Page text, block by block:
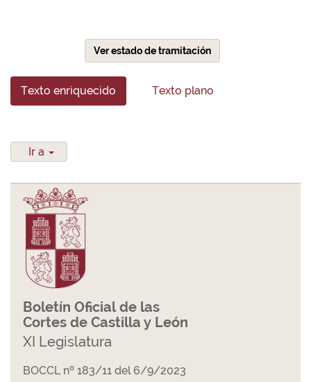
Ver estado de tramitación
Texto enriquecido Texto plano
Ir a
Boletín Oficial de las
Cortes de Castilla y León
XI Legislatura
BOCCL nº 183/11 del 6/9/2023